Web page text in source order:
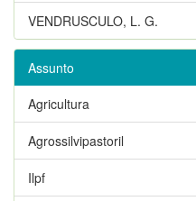
VENDRUSCULO, L. G.
Assunto
Agricultura
Agrossilvipastoril
Ilpf